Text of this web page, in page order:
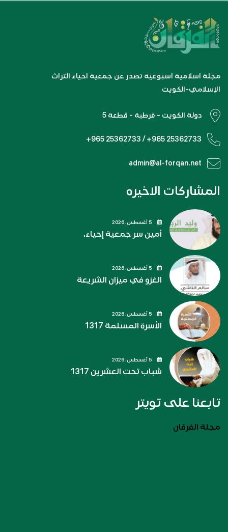
مجلة اسلامية اسبوعية تصدر عن جمعية احياء التراث
الإسلامي-الكويت
دولة الكويت - قرطبة - قطعة 5
+965 25362733 / +965 25362733
admin@al-forqan.net
المشاركات الاخيره
أمين سر جمعية إحياء.
الغزو في ميزان الشريعة
الأسرة المسلمة 1317
شباب تحت العشرين 1317
تابعنا على تويتر
مجلة الفرقان